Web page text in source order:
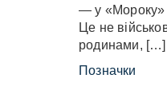
— у «Мороку»
Це не
родинами, […]
Позначки